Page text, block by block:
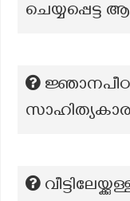
ചെയ്യപ്പെട്ട